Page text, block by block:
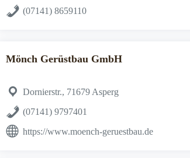
(07141) 8659110
Mönch Gerüstbau GmbH
Dornierstr., 71679 Asperg
(07141) 9797401
https://www.moench-geruestbau.de